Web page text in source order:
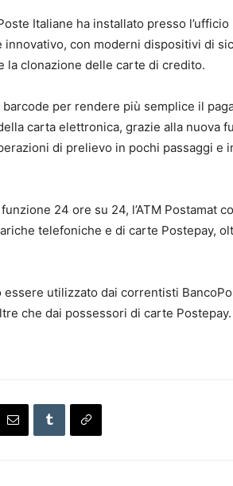
Italiane ha installato presso
con moderni dispositivi di
la clonazione delle carte di credito.
barcode per rendere più semplice il
carta elettronica, grazie alla nuova
di prelievo in pochi passaggi e
24 ore su 24, l’ATM Postamat
telefoniche e di carte Postepay,
utilizzato dai correntisti
che dai possessori di carte Postepay.